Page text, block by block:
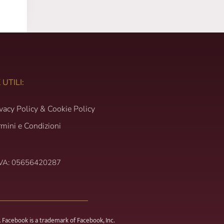
UTILI:
Policy & Cookie Policy
e Condizioni
05656420287
is a trademark of Facebook, Inc.